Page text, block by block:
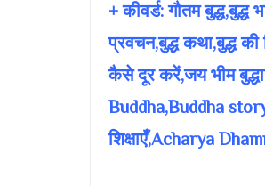
+ कीवर्ड: गौतम बुद्ध,बुद्ध
प्रवचन,बुद्ध कथा,बुद्ध की
कैसे दूर करें,जय भीम
Buddha,Buddha
शिक्षाएँ,Acharya